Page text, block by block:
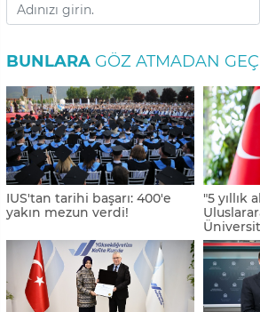
BUNLARA GÖZ ATMADAN
IUS'tan tarihi başarı: 400'e
yakın mezun verdi!
"5 yıllık